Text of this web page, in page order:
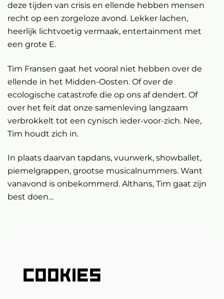
deze tijden van crisis en ellende hebben mensen
recht op een zorgeloze avond. Lekker lachen,
heerlijk lichtvoetig vermaak, entertainment met
een grote E.
Tim Fransen gaat het vooral niet hebben over de
ellende in het Midden-Oosten. Of over de
ecologische catastrofe die op ons af dendert. Of
over het feit dat onze samenleving langzaam
verbrokkelt tot een cynisch ieder-voor-zich. Nee,
Tim houdt zich in.
In plaats daarvan tapdans, vuurwerk, showballet,
piemelgrappen, grootse musicalnummers. Want
vanavond is onbekommerd. Althans, Tim gaat zijn
best doen…
COOKIES